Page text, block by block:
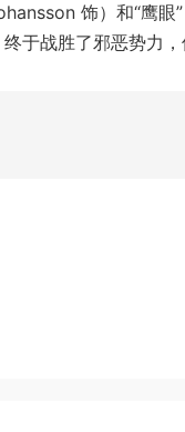
饰）和“鹰
于战胜了邪恶势力，